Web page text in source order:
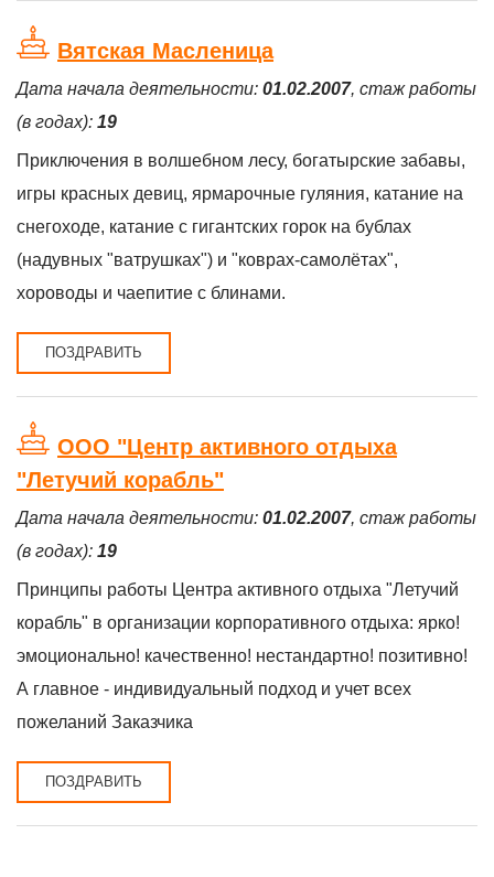
Вятская Масленица
Дата начала деятельности: 01.02.2007, стаж работы
(в годах): 19
Приключения в волшебном лесу, богатырские забавы,
игры красных девиц, ярмарочные гуляния, катание на
снегоходе, катание с гигантских горок на бублах
(надувных "ватрушках") и "коврах-самолётах",
хороводы и чаепитие с блинами.
ПОЗДРАВИТЬ
ООО "Центр активного отдыха
"Летучий корабль"
Дата начала деятельности: 01.02.2007, стаж работы
(в годах): 19
Принципы работы Центра активного отдыха "Летучий
корабль" в организации корпоративного отдыха: ярко!
эмоционально! качественно! нестандартно! позитивно!
А главное - индивидуальный подход и учет всех
пожеланий Заказчика
ПОЗДРАВИТЬ